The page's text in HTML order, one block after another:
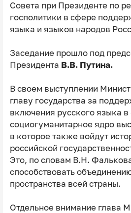
Совета при Президенте по
госполитики в сфере
языка и языков народов
Заседание прошло под
Президента В.В. Путина.
В своем выступлении
главу государства за
включения русского языка в
социогуманитарное ядро
в которое также войдут
российской
Это, по словам В.Н.
способствовать
пространства всей страны.
Отдельное внимание глава